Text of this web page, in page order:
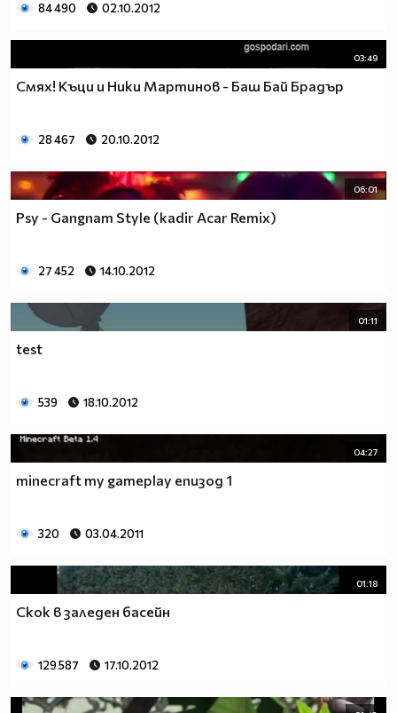
84 490 02.10.2012
03:49
Смях! Къци и Ники Мартинов - Баш Бай Брадър
28 467 20.10.2012
06:01
Psy - Gangnam Style (kadir Acar Remix)
27 452 14.10.2012
01:11
test
539 18.10.2012
04:27
minecraft my gameplay епизод 1
320 03.04.2011
01:18
Скок в заледен басейн
129 587 17.10.2012